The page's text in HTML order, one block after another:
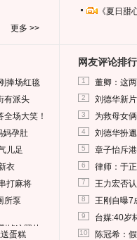
更多 >>
《夏日
捧场红毯
有派头
场大笑！
妈孕肚
儿足
衣
打麻将
所泵
掉这照片
蛋糕
网友评论排行
1 董卿：这
2 刘德华新
3 为救母女
4 刘德华扮
5 章子怡斥
6 律师：于
7 王力宏否
8 王刚自曝7
9 台媒:40岁
10 陈冠希：